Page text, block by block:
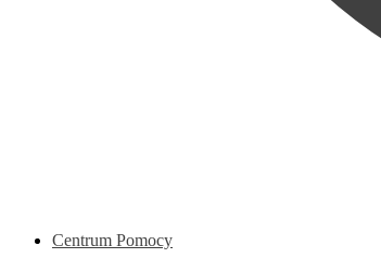
Centrum Pomocy